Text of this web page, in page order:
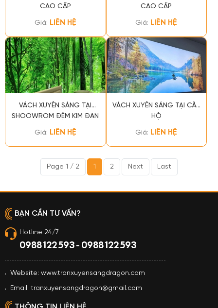
CAO CẤP
Giá: LIÊN HỆ
CAO CẤP
Giá: LIÊN HỆ
VÁCH XUYÊN SÁNG TẠI
SHOOWROM ĐỆM KIM ĐAN
Giá: LIÊN HỆ
VÁCH XUYÊN SÁNG TẠI CĂN
HỘ
Giá: LIÊN HỆ
Page 1 / 2 1 2 Next Last
BẠN CẦN TƯ VẤN?
Hotline 24/7
0988 122 593 - 0988 122 593
Website: www.tranxuyensangdragon.com
Email: tranxuyensangdragon@gmail.com